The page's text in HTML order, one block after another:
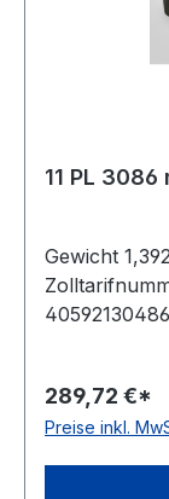
11 PL 3086
Gewicht
DIN 7867
Polyester
289,72 €*
Preise inkl.